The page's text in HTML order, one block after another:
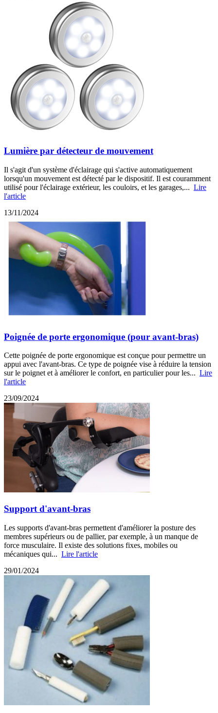
Lumière par détecteur de mouvement
Il s'agit d'un système d'éclairage qui s'active automatiquement
lorsqu'un mouvement est détecté par le dispositif. Il est couramment
utilisé pour l'éclairage extérieur, les couloirs, et les garages,... Lire
l'article
13/11/2024
Poignée de porte ergonomique (pour avant-bras)
Cette poignée de porte ergonomique est conçue pour permettre un
appui avec l'avant-bras. Ce type de poignée vise à réduire la tension
sur le poignet et à améliorer le confort, en particulier pour les... Lire
l'article
23/09/2024
Support d'avant-bras
Les supports d'avant-bras permettent d'améliorer la posture des
membres supérieurs ou de pallier, par exemple, à un manque de
force musculaire. Il existe des solutions fixes, mobiles ou
mécaniques qui... Lire l'article
29/01/2024